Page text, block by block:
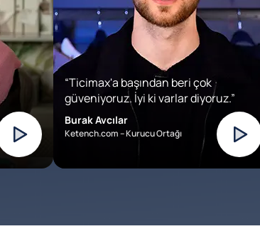
“Ticimax'a başından beri çok
güveniyoruz. İyi ki varlar diyoruz.”
Burak Avcılar
Ketench.com – Kurucu Ortağı